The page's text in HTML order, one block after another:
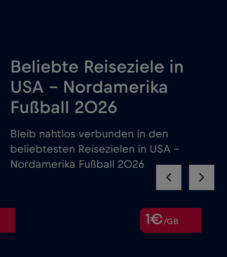
Beliebte Reiseziele in
USA - Nordamerika
Fußball 2026
Bleib nahtlos verbunden in den
beliebtesten Reisezielen in USA –
Nordamerika Fußball 2026
1€/GB